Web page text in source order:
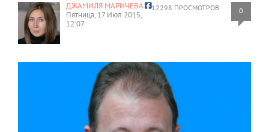
12298 ПРОСМОТРОВ 0
ДЖАМИЛЯ МАРИЧЕВА
Пятница, 17 Июл 2015,
12:07